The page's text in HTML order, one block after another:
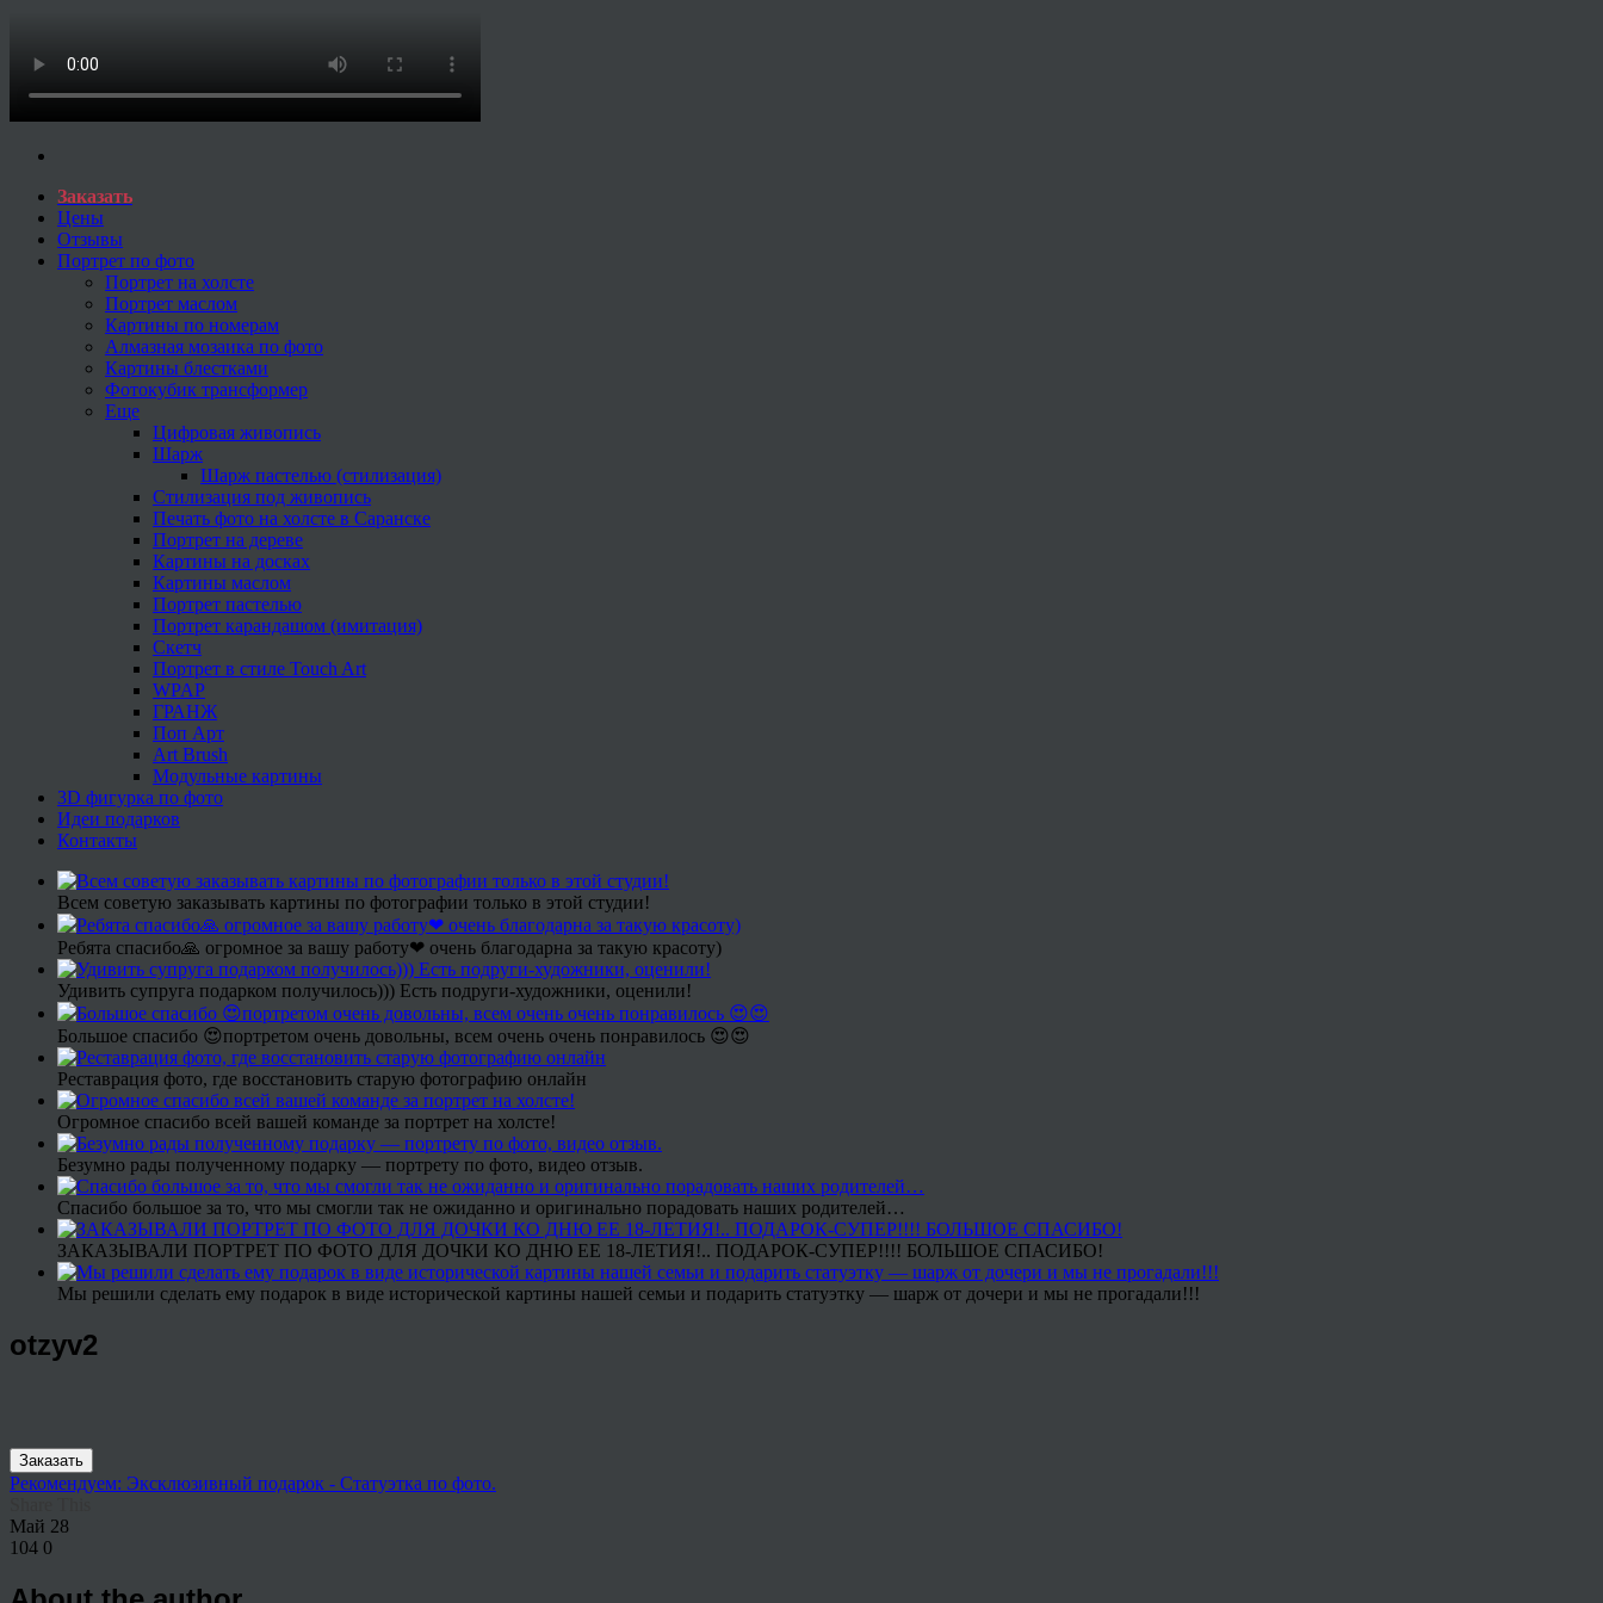
Заказать
Цены
Отзывы
Портрет по фото
Портрет на холсте
Портрет маслом
Картины по номерам
Алмазная мозаика по фото
Картины блестками
Фотокубик трансформер
Еще
Цифровая живопись
Шарж
Шарж пастелью (стилизация)
Стилизация под живопись
Печать фото на холсте в Саранске
Портрет на дереве
Картины на досках
Картины маслом
Портрет пастелью
Портрет карандашом (имитация)
Скетч
Портрет в стиле Touch Art
WPAP
ГРАНЖ
Поп Арт
Art Brush
Модульные картины
3D фигурка по фото
Идеи подарков
Контакты
Всем советую заказывать картины по фотографии только в этой студии!
Ребята спасибо🙏 огромное за вашу работу❤ очень благодарна за такую красоту)
Удивить супруга подарком получилось))) Есть подруги-художники, оценили!
Большое спасибо 😍портретом очень довольны, всем очень очень понравилось 😍😍
Реставрация фото, где восстановить старую фотографию онлайн
Огромное спасибо всей вашей команде за портрет на холсте!
Безумно рады полученному подарку — портрету по фото, видео отзыв.
Спасибо большое за то, что мы смогли так не ожиданно и оригинально порадовать наших родителей…
ЗАКАЗЫВАЛИ ПОРТРЕТ ПО ФОТО ДЛЯ ДОЧКИ КО ДНЮ ЕЕ 18-ЛЕТИЯ!.. ПОДАРОК-СУПЕР!!!! БОЛЬШОЕ СПАСИБО!
Мы решили сделать ему подарок в виде исторической картины нашей семьи и подарить статуэтку — шарж от дочери и мы не прогадали!!!
otzyv2
Заказать
Рекомендуем: Эксклюзивный подарок - Статуэтка по фото.
Май 28
104 0